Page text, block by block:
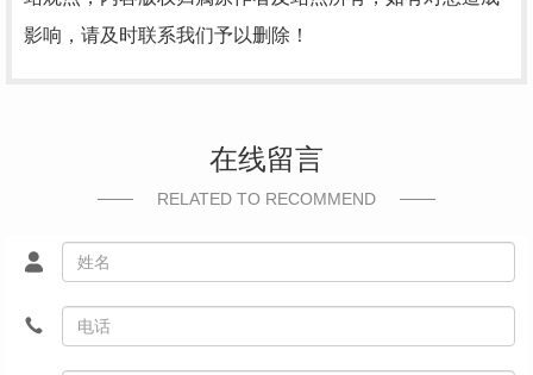
影响，请及时联系我们予以删除！
在线留言
RELATED TO RECOMMEND